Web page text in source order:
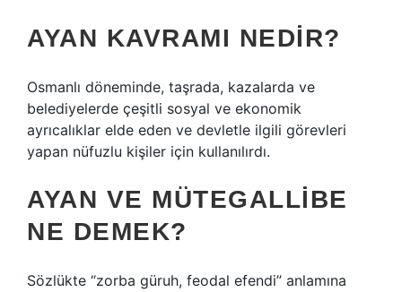
AYAN KAVRAMI NEDIR?
Osmanlı döneminde, taşrada, kazalarda ve
belediyelerde çeşitli sosyal ve ekonomik
ayrıcalıklar elde eden ve devletle ilgili görevleri
yapan nüfuzlu kişiler için kullanılırdı.
AYAN VE MÜTEGALLIBE
NE DEMEK?
Sözlükte “zorba güruh, feodal efendi” anlamına